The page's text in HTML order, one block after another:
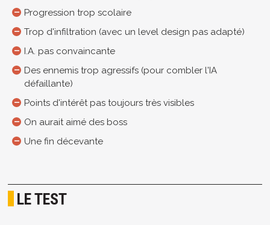
Progression trop scolaire
Trop d'infiltration (avec un level design pas adapté)
I.A. pas convaincante
Des ennemis trop agressifs (pour combler l'IA
défaillante)
Points d'intérêt pas toujours très visibles
On aurait aimé des boss
Une fin décevante
LE TEST